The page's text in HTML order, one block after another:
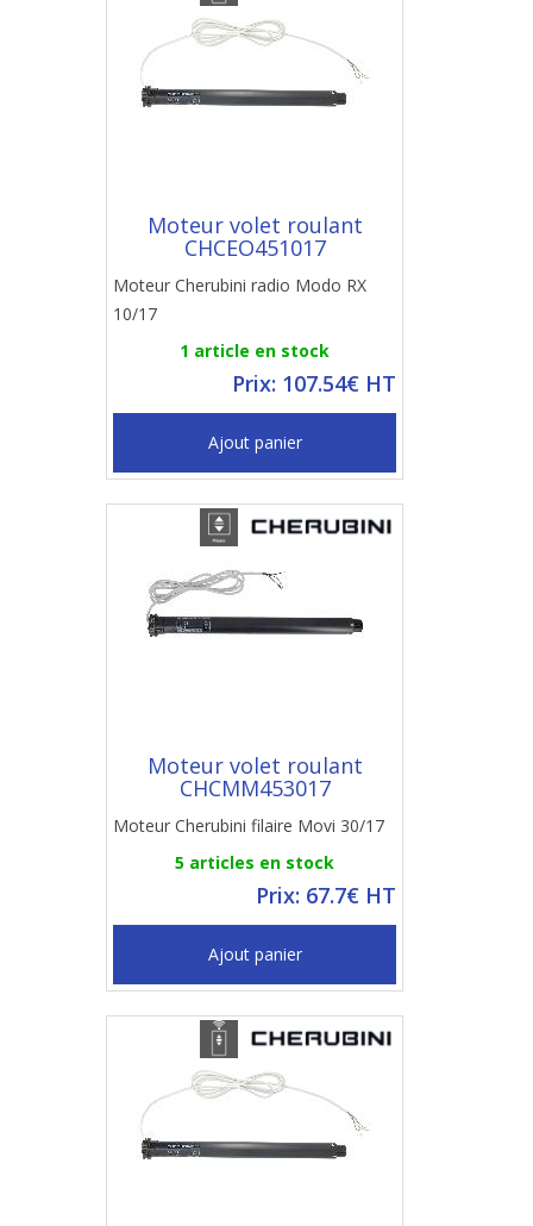
Moteur volet roulant
CHCEO451017
Moteur Cherubini radio Modo RX
10/17
1 article en stock
Prix: 107.54€ HT
Ajout panier
Moteur volet roulant
CHCMM453017
Moteur Cherubini filaire Movi 30/17
5 articles en stock
Prix: 67.7€ HT
Ajout panier